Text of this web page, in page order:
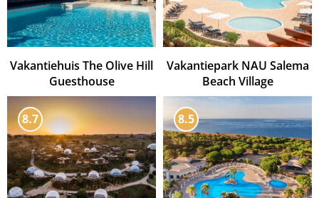
Vakantiehuis The Olive Hill
Guesthouse
Vakantiepark NAU Salema
Beach Village
8.7 8.5